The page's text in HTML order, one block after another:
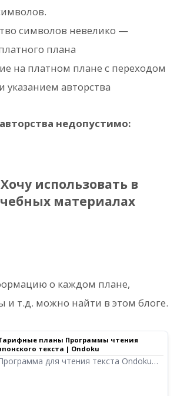
символов невелико —
плана
на платном плане с переходом
указанием авторства
недопустимо:
использовать в
материалах
о каждом плане,
и т.д. можно найти в этом блоге.
планы Программы чтения
текста | Ondoku
для чтения текста Ondoku